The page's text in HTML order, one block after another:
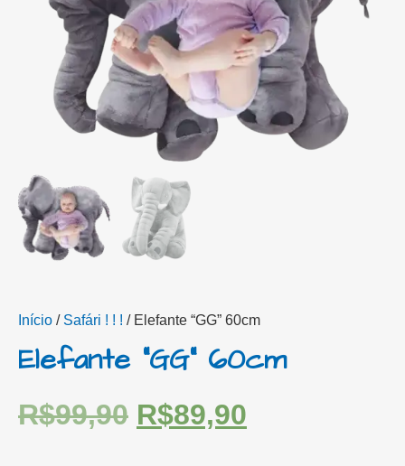
Início / Safári ! ! ! / Elefante “GG” 60cm
Elefante “GG” 60cm
R$99,90 R$89,90